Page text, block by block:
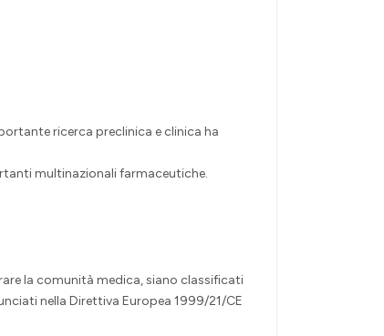
ricerca preclinica e clinica ha
multinazionali farmaceutiche.
la comunità medica, siano classificati
nella Direttiva Europea 1999/21/CE